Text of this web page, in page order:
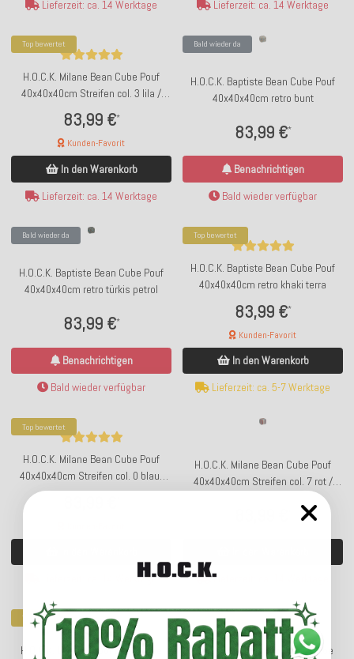
Lieferzeit: ca. 14 Werktage
Lieferzeit: ca. 14 Werktage
Top bewertet
H.O.C.K. Milane Bean Cube Pouf
40x40x40cm Streifen col. 3 lila /
83,99 €*
Kunden-Favorit
In den Warenkorb
Lieferzeit: ca. 14 Werktage
Bald wieder da
H.O.C.K. Baptiste Bean Cube Pouf
40x40x40cm retro bunt
83,99 €*
Benachrichtigen
Bald wieder verfügbar
Bald wieder da
H.O.C.K. Baptiste Bean Cube Pouf
40x40x40cm retro türkis petrol
83,99 €*
Benachrichtigen
Bald wieder verfügbar
Top bewertet
H.O.C.K. Baptiste Bean Cube Pouf
40x40x40cm retro khaki terra
83,99 €*
Kunden-Favorit
In den Warenkorb
Lieferzeit: ca. 5-7 Werktage
Top bewertet
H.O.C.K. Milane Bean Cube Pouf
40x40x40cm Streifen col. 0 blau/
rosa / gelb / weiß
Lieferzeit: ca. 14 Werktage
H.O.C.K. Milane Bean Cube Pouf
40x40x40cm Streifen col. 7 rot /
Lieferzeit: ca. 14 Werktage
Top bewertet
H.O.C.K. Lola Outdoor Bean Cube
Top bewertet
H.O.C.K. Lola Outdoor Bean Cube